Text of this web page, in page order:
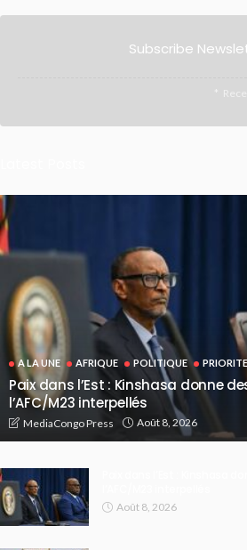
Subscribe
A LA UNE AFRIQUE POLITIQUE PRIORITE
Paix dans l’Est : Kinshasa donne
l’AFC/M23 interpellés
MediaCongo Press Août 8, 2026
Août 8, 2026